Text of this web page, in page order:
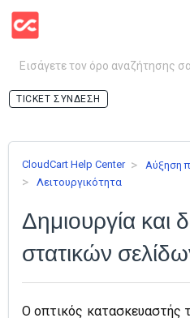
ΣΎΝΔΕΣΗ
CloudCart Help Center
Аύξηση
Λειτουργικότητα
Δημιουργία και
στατικών
Ο οπτικός κατασκευαστής